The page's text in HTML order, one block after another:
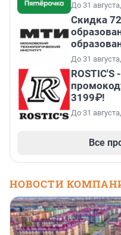
До 31
Скидка
До 31
ROSTIC'S
3199₽!
До 31
Все
НОВОСТИ